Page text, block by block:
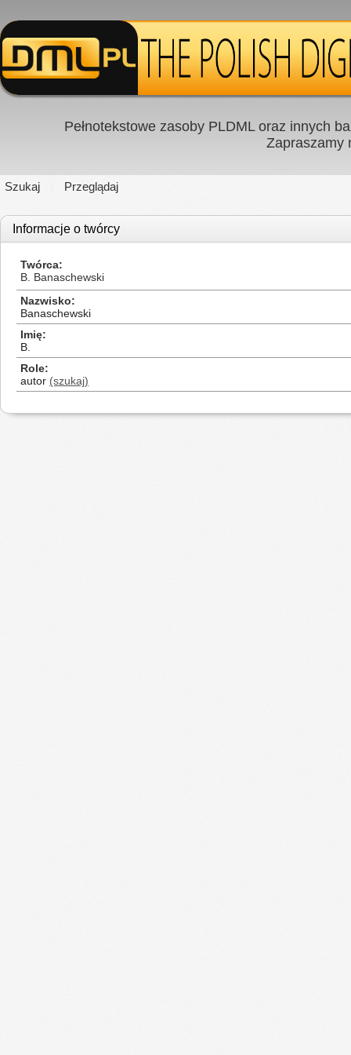
Pełnotekstowe zasoby PLDML oraz innych
Zapraszamy
Szukaj Przeglądaj
Informacje o twórcy
Twórca
B. Banaschewski
Nazwisko
Banaschewski
Imię
B.
Role
autor (szukaj)